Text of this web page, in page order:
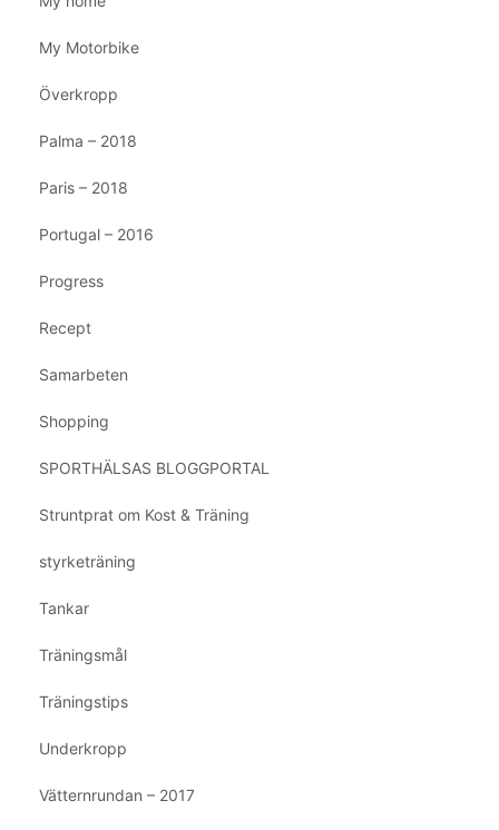
My Motorbike
Överkropp
Palma – 2018
Paris – 2018
Portugal – 2016
Progress
Recept
Samarbeten
Shopping
SPORTHÄLSAS BLOGGPORTAL
Struntprat om Kost & Träning
styrketräning
Tankar
Träningsmål
Träningstips
Underkropp
Vätternrundan – 2017